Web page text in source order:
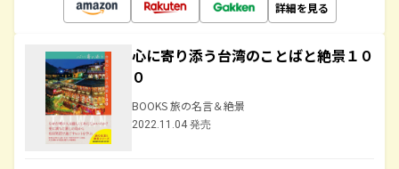
詳細を見る
心に寄り添う台湾のことばと絶景１０
０
BOOKS 旅の名言＆絶景
2022.11.04 発売